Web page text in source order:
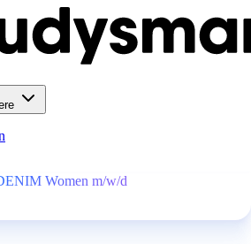
Women m/w/d